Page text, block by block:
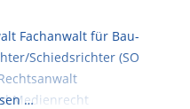
Fachanwalt für Bau-
Schiedsrichter (SO
Medienrecht
…